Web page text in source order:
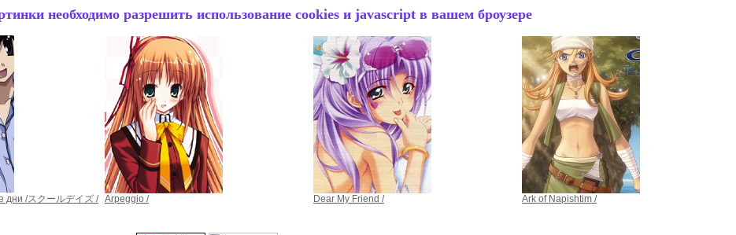
необходимо разрешить использование cookies и javascript в вашем броузере
дни /スクールデイズ / Arpeggio / Dear My Friend / Ark of Napishtim /